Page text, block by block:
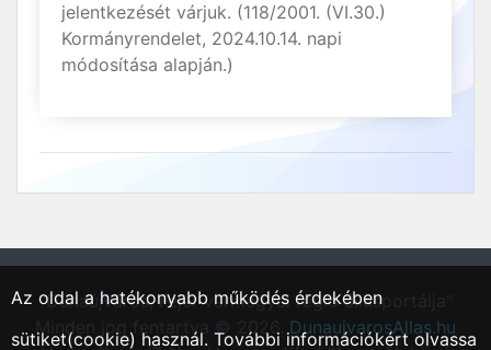
jelentkezését várjuk. (118/2001. (VI.30.)
Kormányrendelet, 2024.10.14. napi
módosítása alapján.)
"Dunaújváros, Fejér vármegyei régió állásportálja"
Minden jog fentartva © 2026.DunaujvarosAllas.hu
Az oldal a hatékonyabb működés érdekében
sütiket(cookie) használ. További információkért olvassa